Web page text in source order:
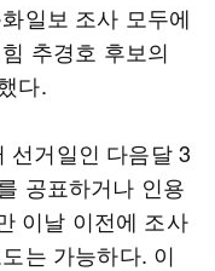
일보 조사 모두에
추경호 후보의
다.
선거일인 다음달 3
공표하거나 인용
이날 이전에 조사
는 가능하다. 이